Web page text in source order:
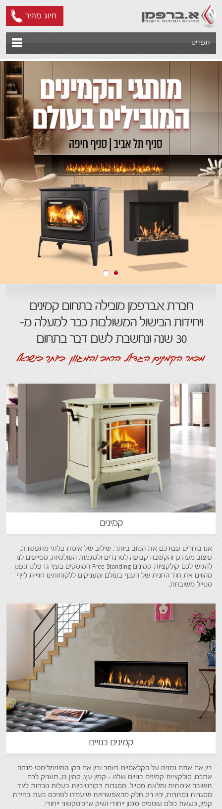
חיוג מהיר
תפריט
חברת א.ברפמן מובילה בתחום קמינים
ויחידות הבישול המשולבות כבר למעלה מ-
30 שנה ונחשבת לשם דבר בתחום
קמינים
אנו בוחרים עבורכם את הטוב ביותר. שילוב של איכות בלתי מתפשרת,
עיצוב מעודכן והקשבה קבועה לטרנדים ולמגמות העולמיות, מסייעים לנו
להגיש לכם קולקציות קמינים Free Standing המוסקים בעץ גז פלט ונפט
מהווים את חוד החנית של הענף בעולם ומעניקים ללקוחותינו חוויית לייף
סטייל משובחת.
קמינים בנויים
בין אם אתם נמנים על הקלאסיים ביותר ובין אם הקו המינימליסטי מנחה
אתכם, קולקציית קמינים בנויים שלנו - קמין עץ, קמין גז, תעניק לכם
תשובה איכותית ומלאת סטייל. מסגרות דקורטיביות בעלות נוכחות לצד
מסגרות נסתרות, יהיו רק חלק מהאפשרויות שיעמדו לפניכם בעת בחירת
קמין, כשאת כולם עוטפים סגנון ייחודי ושיק ארכיטקטוני ייחודי.